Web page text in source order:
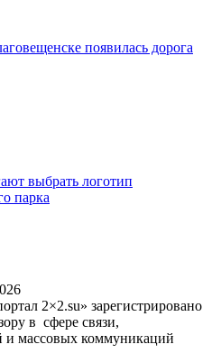
появилась дорога
выбрать логотип
парка
2×2.su» зарегистрировано
в сфере связи,
массовых коммуникаций